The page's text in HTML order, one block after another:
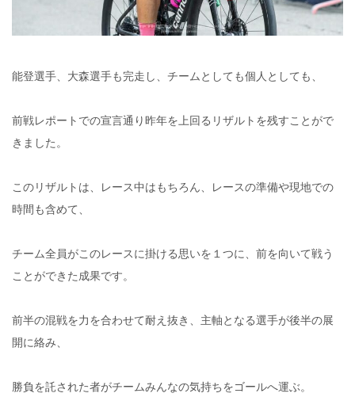
能登選手、大森選手も完走し、チームとしても個人としても、
前戦レポートでの宣言通り昨年を上回るリザルトを残すことがで
きました。
このリザルトは、レース中はもちろん、レースの準備や現地での
時間も含めて、
チーム全員がこのレースに掛ける思いを１つに、前を向いて戦う
ことができた成果です。
前半の混戦を力を合わせて耐え抜き、主軸となる選手が後半の展
開に絡み、
勝負を託された者がチームみんなの気持ちをゴールへ運ぶ。